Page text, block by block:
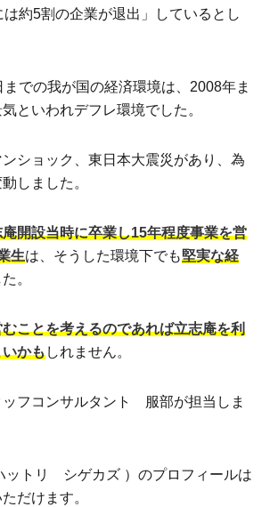
約5割の企業が退出」しているとし
での我が国の経済環境は、2008年ま
といわれデフレ環境でした。
ショック、東日本大震災があり、為
動しました。
開設当時に卒業し15年程度事業を営
生は、そうした環境下でも堅実な経
。
ことを考えるのであれば立志庵を利
かもしれません。
フコンサルタント 服部が担当しま
トリ シゲカズ ）のプロフィールは
だけます。